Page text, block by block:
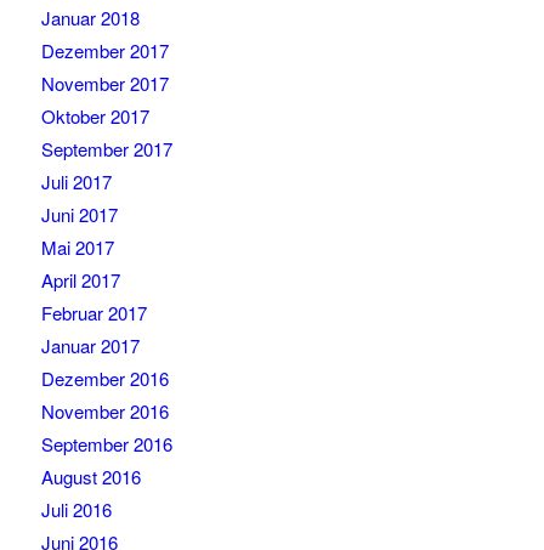
Januar 2018
Dezember 2017
November 2017
Oktober 2017
September 2017
Juli 2017
Juni 2017
Mai 2017
April 2017
Februar 2017
Januar 2017
Dezember 2016
November 2016
September 2016
August 2016
Juli 2016
Juni 2016